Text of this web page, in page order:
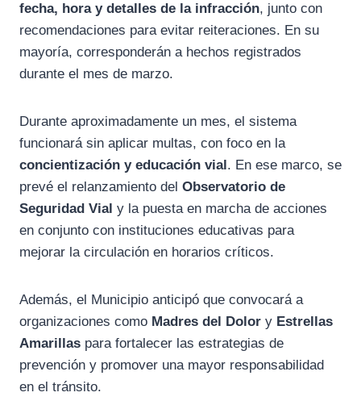
fecha, hora y detalles de la infracción, junto con
recomendaciones para evitar reiteraciones. En su
mayoría, corresponderán a hechos registrados
durante el mes de marzo.
Durante aproximadamente un mes, el sistema
funcionará sin aplicar multas, con foco en la
concientización y educación vial . En ese marco, se
prevé el relanzamiento del Observatorio de
Seguridad Vial y la puesta en marcha de acciones
en conjunto con instituciones educativas para
mejorar la circulación en horarios críticos.
Además, el Municipio anticipó que convocará a
organizaciones como Madres del Dolor y Estrellas
Amarillas para fortalecer las estrategias de
prevención y promover una mayor responsabilidad
en el tránsito.